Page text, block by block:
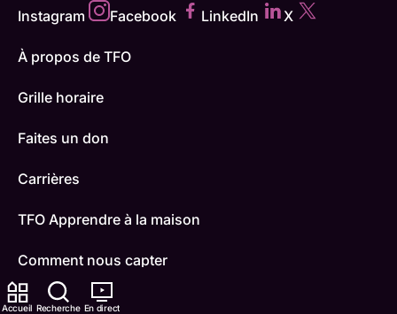
Accueil Recherche En direct
Instagram Facebook LinkedIn X
À propos de TFO
Grille horaire
Faites un don
Carrières
TFO Apprendre à la maison
Comment nous capter
Contactez-nous